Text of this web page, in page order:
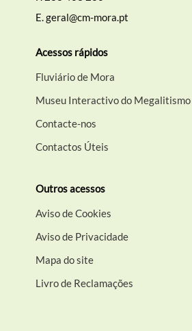
E.geral@cm-mora.pt
Acessos rápidos
Fluviário de Mora
Museu Interactivo do Megalitismo
Contacte-nos
Contactos Úteis
Outros acessos
Aviso de Cookies
Aviso de Privacidade
Mapa do site
Livro de Reclamações